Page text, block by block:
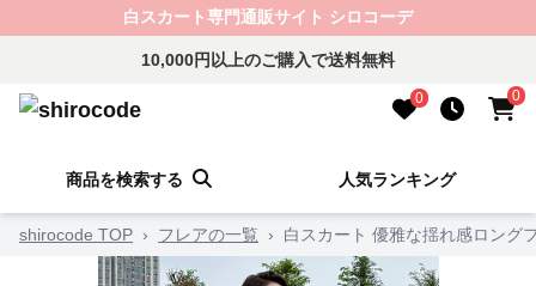
白スカート専門通販サイト シロコーデ
10,000円以上のご購入で送料無料
0 0
商品を検索する 人気ランキング
shirocode TOP › フレアの一覧 › 白スカート 優雅な揺れ感ロング